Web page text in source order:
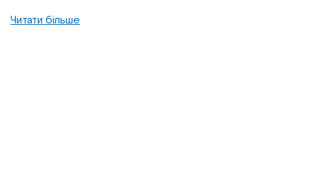
Читати більше